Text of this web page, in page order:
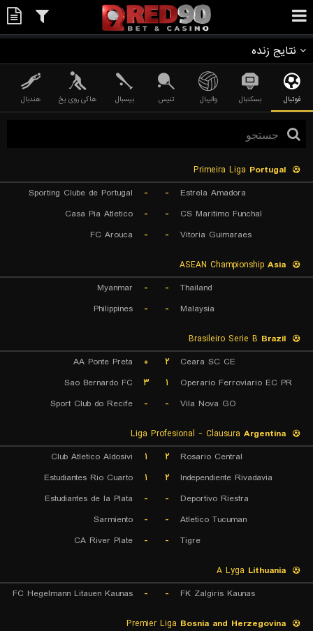
نتایج زنده
فوتبال بسکتبال والیبال تنیس بیسبال هاکی روی یخ هندبال
Portugal
Estrela Amadora
-
-
Sporting Clube de Portugal
CS Maritimo Funchal
-
-
Casa Pia Atletico
Vitoria Guimaraes
-
-
FC Arouca
Asia
Thailand
-
-
Myanmar
Malaysia
-
-
Philippines
Brazil
Ceara SC CE
۲ ۰
AA Ponte Preta
Operario Ferroviario EC PR
۱ ۳
Sao Bernardo FC
Vila Nova GO
-
-
Sport Club do Recife
Argentina
Rosario Central
۲ ۱
Club Atletico Aldosivi
Independiente Rivadavia
۲ ۱
Estudiantes Rio Cuarto
Deportivo Riestra
-
-
Estudiantes de la Plata
Atletico Tucuman
-
-
Sarmiento
Tigre
-
-
CA River Plate
Lithuania
FK Zalgiris Kaunas
-
-
FC Hegelmann Litauen Kaunas
Bosnia and Herzegovina